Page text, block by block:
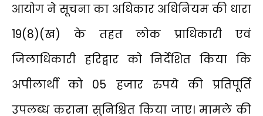
आयोग ने सूचना का अधिकार अधिनियम की धारा
19(8)(ख) के तहत लोक प्राधिकारी एवं
जिलाधिकारी हरिद्वार को निर्देशित किया कि
अपीलार्थी को 05 हजार रुपये की प्रतिपूर्ति
उपलब्ध कराना सुनिश्चित किया जाए। मामले की